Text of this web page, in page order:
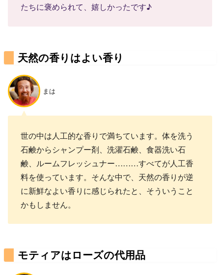
たちに褒められて、嬉しかったです♪
天然の香りはよい香り
まは
世の中は人工的な香りで満ちています。体を洗う
石鹸からシャンプー剤、洗濯石鹸、食器洗い石
鹸、ルームフレッシュナー………すべてが人工香
料を使っています。そんな中で、天然の香りが逆
に新鮮なよい香りに感じられたと、そういうこと
かもしません。
モティアはローズの代用品